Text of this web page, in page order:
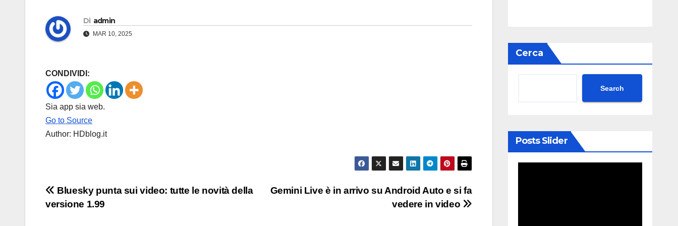
Di admin
MAR 10, 2025
CONDIVIDI:
Sia app sia web.
Go to Source
Author: HDblog.it
Navigazione
Gemini Live è in arrivo su Android Auto e si fa
vedere in video
Bluesky punta sui video: tutte le novità della
versione 1.99
Cerca
Search
Posts Slider